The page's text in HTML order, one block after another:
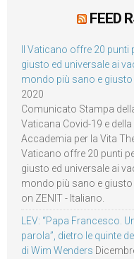
FEED
Il Vaticano offre 20
giusto ed universale ai
mondo più sano e giusto
2020
Comunicato Stampa
Vaticana Covid-19 e
Accademia per la Vita The
Vaticano offre 20 punti
giusto ed universale ai
mondo più sano e
on ZENIT - Italiano.
LEV: “Papa Francesco.
parola”, dietro le quinte
di Wim Wenders